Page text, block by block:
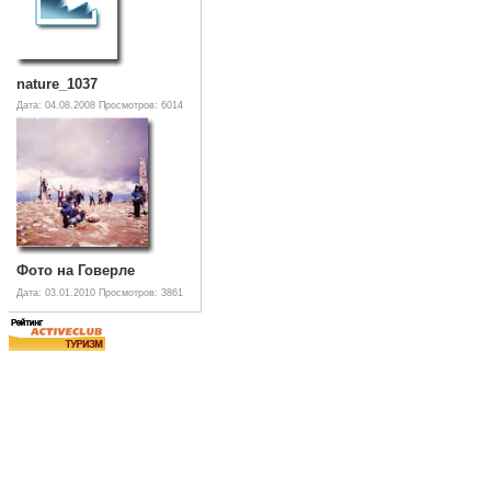
nature_1037
Дата: 04.08.2008 Просмотров: 6014
Фото на Говерле
Дата: 03.01.2010 Просмотров: 3861